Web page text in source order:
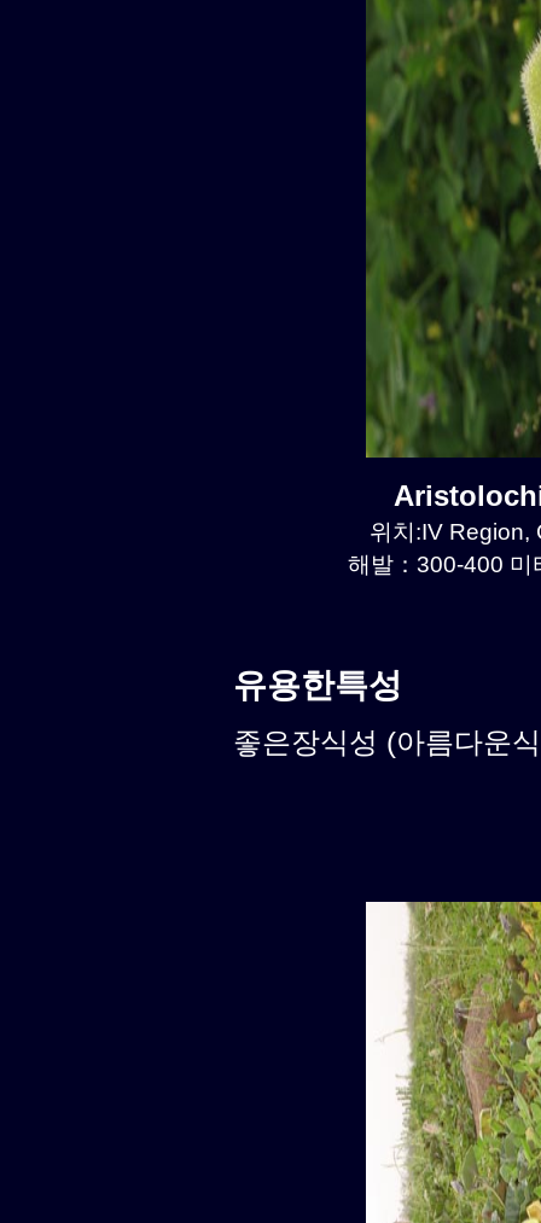
위치:IV Region,
해발：300-400 미
유용한특성
좋은장식성 (아름다운